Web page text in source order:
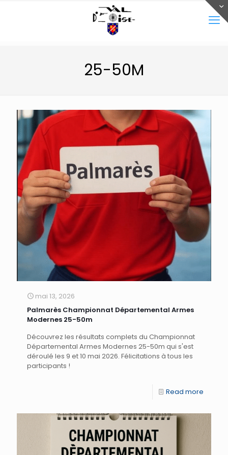
25-50M
mai 13, 2026
Palmarès Championnat Départemental Armes
Modernes 25-50m
Découvrez les résultats complets du Championnat
Départemental Armes Modernes 25-50m qui s'est
déroulé les 9 et 10 mai 2026. Félicitations à tous les
participants !
Read more